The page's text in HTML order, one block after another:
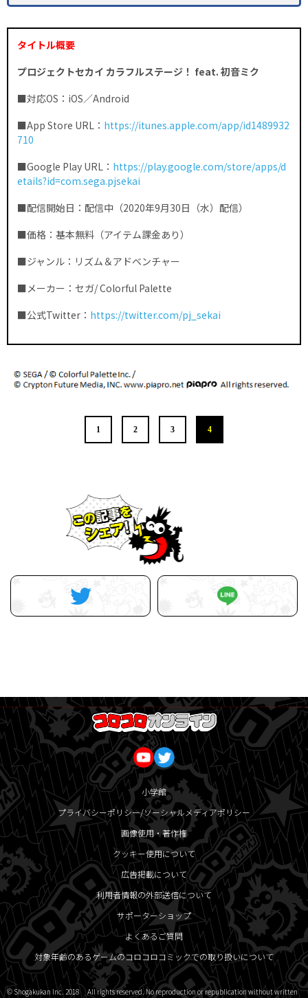
タイトル概要
プロジェクトセカイ カラフルステージ！ feat. 初音ミク
■対応OS：iOS／Android
■App Store URL： https://itunes.apple.com/app/id1489932
710
■Google Play URL： https://play.google.com/store/apps/d
etails?id=com.sega.pjsekai
■配信開始日：配信中（2020年9月30日（水）配信）
■価格：基本無料（アイテム課金あり）
■ジャンル：リズム＆アドベンチャー
■メーカー：セガ/ Colorful Palette
■公式Twitter： https://twitter.com/pj_sekai
1 2 3 4
小学館
プライバシーポリシー/ソーシャルメディアポリシー
画像使用・著作権
クッキー使用について
広告掲載について
利用者情報の外部送信について
サポーターショップ
よくあるご質問
対象年齢のあるゲームのコロコロコミックでの取り扱いについて
© Shogakukan Inc. 2018 All rights reserved. No reproduction or republication without written